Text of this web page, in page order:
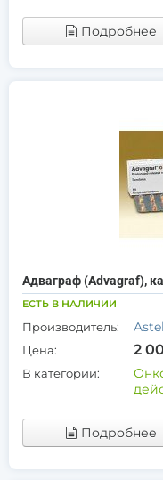
Подробнее
Адваграф (Advagraf),
ЕСТЬ В НАЛИЧИИ
Производитель:
Цена: 2
В категории:
Подробнее